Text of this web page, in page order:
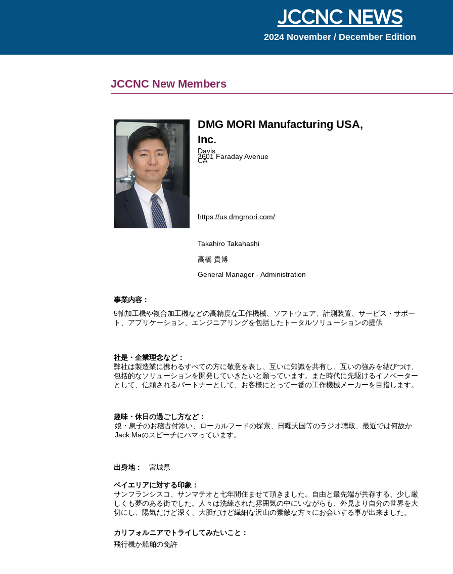
JCCNC NEWS
2024 November / December Edition
JCCNC New Members
DMG MORI Manufacturing USA,
Inc.
3601 Faraday Avenue
https://us.dmgmori.com/
Takahiro Takahashi
高橋 貴博
General Manager - Administration
​事業内容：
5軸加工機や複合加工機などの高精度な工作機械、ソフトウェア、計測装置、サービス・サポー
ト、アプリケーション、エンジニアリングを包括したトータルソリューションの提供
​社是・企業理念など：
弊社は製造業に携わるすべての方に敬意を表し、互いに知識を共有し、互いの強みを結びつけ、
包括的なソリューションを開発していきたいと願っています。また時代に先駆けるイノベーター
として、信頼されるパートナーとして、お客様にとって一番の工作機械メーカーを目指します。
趣味・休日の過ごし方など：
娘・息子のお稽古付添い、ローカルフードの探索、日曜天国等のラジオ聴取、最近では何故か
Jack Maのスピーチにハマっています。
出身地： 宮城県
ベイエリアに対する印象：
サンフランシスコ、サンマテオと七年間住ませて頂きました。自由と最先端が共存する、少し厳
しくも夢のある街でした。人々は洗練された雰囲気の中にいながらも、外見より自分の世界を大
切にし、陽気だけど深く、大胆だけど繊細な沢山の素敵な方々にお会いする事が出来ました。
カリフォルニアでトライしてみたいこと：
飛行機か船舶の免許
Davis
CA